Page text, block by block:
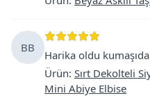
BB
Harika oldu
Ürün: Sırt Dekolteli
Mini Abiye Elbise